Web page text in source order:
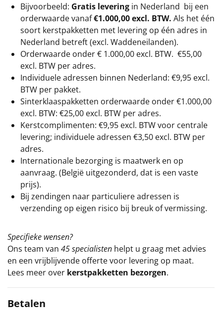
Bijvoorbeeld: Gratis levering in Nederland bij een
orderwaarde vanaf€1.000,00 excl. BTW. Als het één
soort kerstpakketten met levering op één adres in
Nederland betreft (excl. Waddeneilanden).
Orderwaarde onder € 1.000,00 excl. BTW. €55,00
excl. BTW per adres.
Individuele adressen binnen Nederland: €9,95 excl.
BTW per pakket.
Sinterklaaspakketten orderwaarde onder €1.000,00
excl. BTW: €25,00 excl. BTW per adres.
Kerstcomplimenten: €9,95 excl. BTW voor centrale
levering; individuele adressen €3,50 excl. BTW per
adres.
Internationale bezorging is maatwerk en op
aanvraag. (België uitgezonderd, dat is een vaste
prijs).
Bij zendingen naar particuliere adressen is
verzending op eigen risico bij breuk of vermissing.
Specifieke wensen?
Ons team van 45 specialisten helpt u graag met advies
en een vrijblijvende offerte voor levering op maat.
Lees meer over kerstpakketten bezorgen.
Betalen